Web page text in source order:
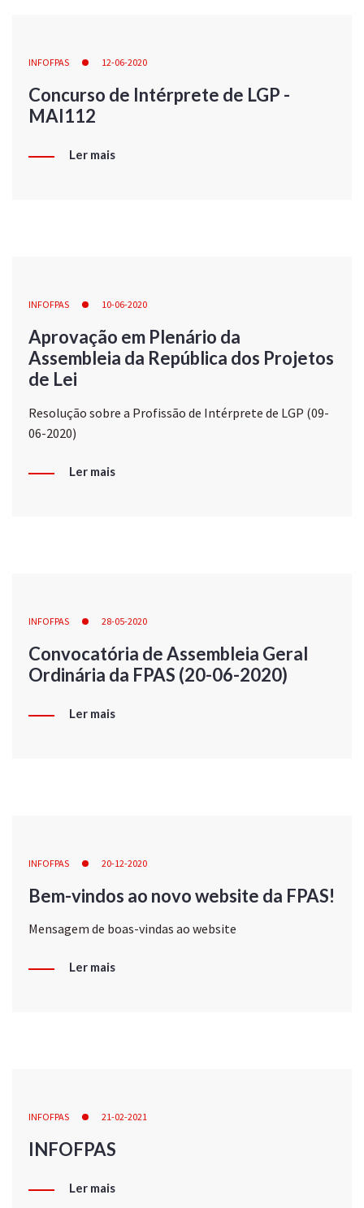
INFOFPAS 12-06-2020
Concurso de Intérprete de LGP -
MAI112
Ler mais
INFOFPAS 10-06-2020
Aprovação em Plenário da
Assembleia da República dos Projetos
de Lei
Resolução sobre a Profissão de Intérprete de LGP (09-
06-2020)
Ler mais
INFOFPAS 28-05-2020
Convocatória de Assembleia Geral
Ordinária da FPAS (20-06-2020)
Ler mais
INFOFPAS 20-12-2020
Bem-vindos ao novo website da FPAS!
Mensagem de boas-vindas ao website
Ler mais
INFOFPAS 21-02-2021
INFOFPAS
Ler mais